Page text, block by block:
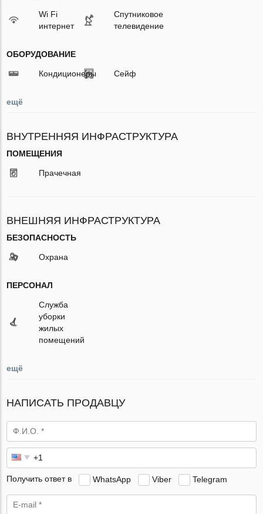
Wi Fi
интернет
Спутниковое
телевидение
ОБОРУДОВАНИЕ
Кондиционеры Сейф
ещё
ВНУТРЕННЯЯ ИНФРАСТРУКТУРА
ПОМЕЩЕНИЯ
Прачечная
ВНЕШНЯЯ ИНФРАСТРУКТУРА
БЕЗОПАСНОСТЬ
Охрана
ПЕРСОНАЛ
Служба
уборки
жилых
помещений
ещё
НАПИСАТЬ ПРОДАВЦУ
Получить ответ в WhatsApp Viber Telegram